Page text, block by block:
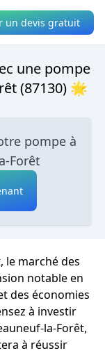
un devis gratuit
une pompe
(87130) 🌟
pompe à
Forêt
le marché des
notable en
des économies
à investir
la-Forêt,
à réussir